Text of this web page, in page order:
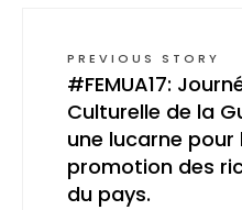
PREVIOUS STORY
#FEMUA17:
Culturelle de la
une lucarne pour
promotion des
du pays.